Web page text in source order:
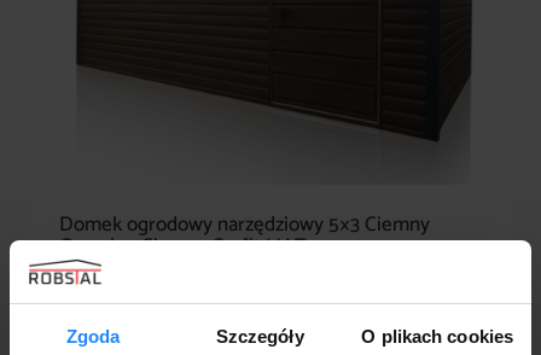
Zgoda Szczegóły O plikach cookies
Domek ogrodowy narzędziowy 5×3 Ciemny
Orzech + Ciemny Grafit MAT
6200,00